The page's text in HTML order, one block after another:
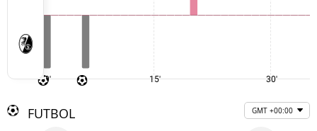
0' 15' 30'
FUTBOL GMT +00:00